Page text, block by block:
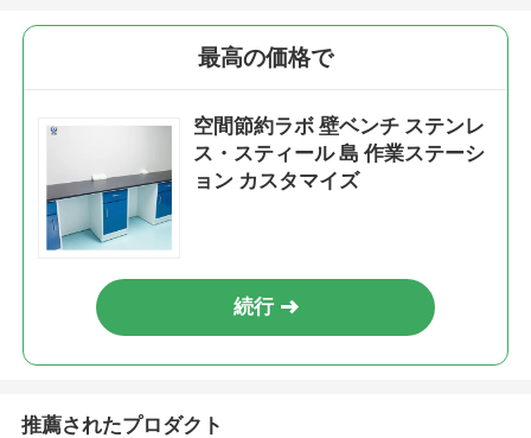
最高の価格で
空間節約ラボ 壁ベンチ ステンレ
ス・スティール 島 作業ステーシ
ョン カスタマイズ
続行
推薦されたプロダクト